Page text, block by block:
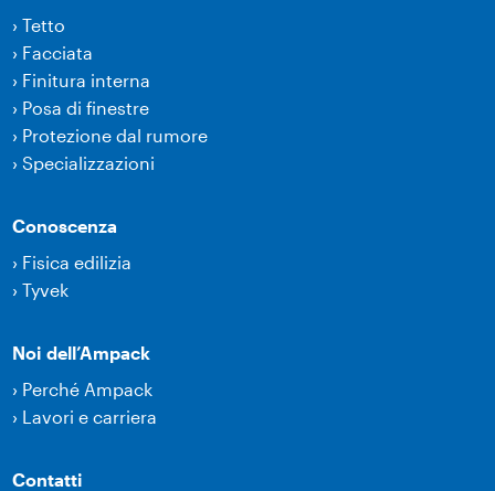
›Tetto
› Facciata
› Finitura interna
› Posa di finestre
› Protezione dal rumore
›Specializzazioni
Conoscenza
› Fisica edilizia
›Tyvek
Noi dell’Ampack
› Perché Ampack
› Lavori e carriera
Contatti